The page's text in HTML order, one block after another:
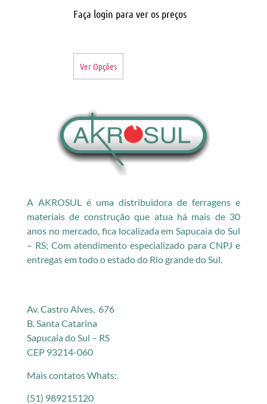
Faça login para ver os preços
Ver Opções
A AKROSUL é uma distribuidora de ferragens e
materiais de construção que atua há mais de 30
anos no mercado, fica localizada em Sapucaia do Sul
– RS; Com atendimento especializado para CNPJ e
entregas em todo o estado do Rio grande do Sul.
Av. Castro Alves, 676
B. Santa Catarina
Sapucaia do Sul – RS
CEP 93214-060
Mais contatos Whats:
(51) 989215120